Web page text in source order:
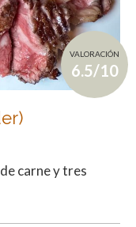
VALORACIÓN
6.5/10
carne y tres